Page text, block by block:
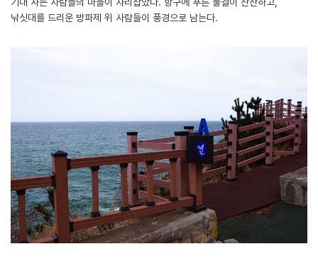
낚싯대를 드리운 방파제 위 사람들이 풍경으로 남는다.